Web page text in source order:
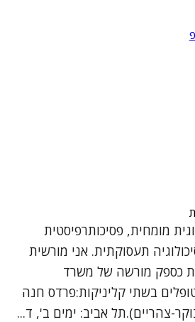
מומחית, פסיכותרפיסטית
תעסוקתית. אני מורשית
כספק מורשה של משרד
בשתי קליניקות:פרדס חנה
צהריים).תל אביב: ימים ב', ד...